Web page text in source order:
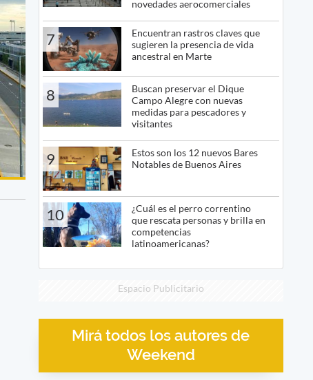
novedades aerocomerciales
7
Encuentran rastros claves que
sugieren la presencia de vida
ancestral en Marte
8
Buscan preservar el Dique
Campo Alegre con nuevas
medidas para pescadores y
visitantes
9
Estos son los 12 nuevos Bares
Notables de Buenos Aires
10
¿Cuál es el perro correntino
que rescata personas y brilla en
competencias
latinoamericanas?
Espacio Publicitario
Mirá todos los autores de
Weekend